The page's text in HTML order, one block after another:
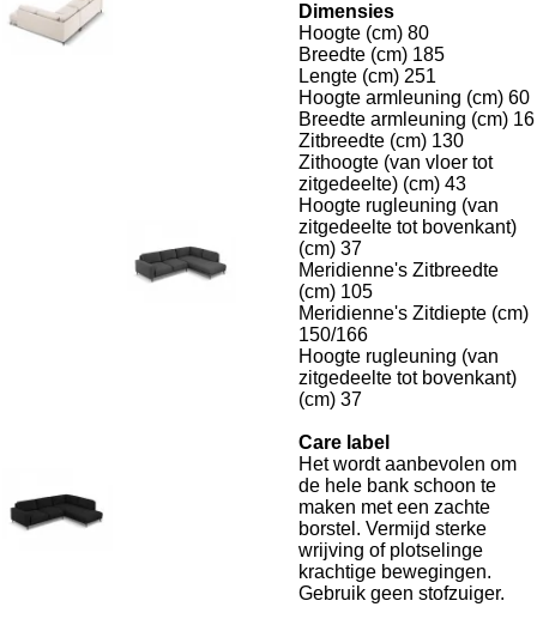
Dimensies
Hoogte (cm) 80
Breedte (cm) 185
Lengte (cm) 251
Hoogte armleuning (cm) 60
Breedte armleuning (cm) 16
Zitbreedte (cm) 130
Zithoogte (van vloer tot
zitgedeelte) (cm) 43
Hoogte rugleuning (van
zitgedeelte tot bovenkant)
(cm) 37
Meridienne's Zitbreedte
(cm) 105
Meridienne's Zitdiepte (cm)
150/166
Hoogte rugleuning (van
zitgedeelte tot bovenkant)
(cm) 37
Care label
Het wordt aanbevolen om
de hele bank schoon te
maken met een zachte
borstel. Vermijd sterke
wrijving of plotselinge
krachtige bewegingen.
Gebruik geen stofzuiger.